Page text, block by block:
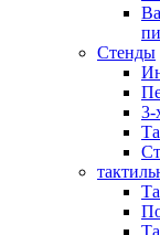
Стенды
3-